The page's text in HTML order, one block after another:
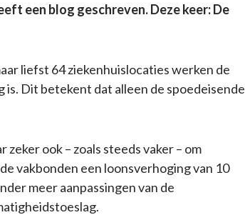
een blog geschreven. Deze keer: De
liefst 64 ziekenhuislocaties werken de
is. Dit betekent dat alleen de spoedeisende
zeker ook – zoals steeds vaker – om
vakbonden een loonsverhoging van 10
meer aanpassingen van de